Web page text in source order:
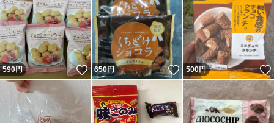
590円 いいね！
650円 いいね！
500円